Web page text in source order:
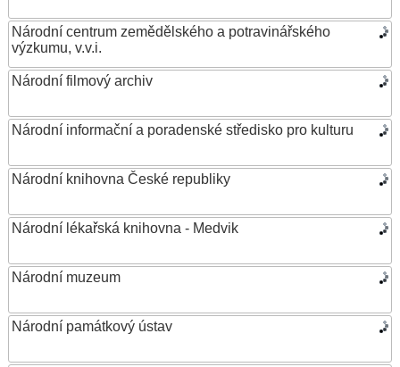
Národní centrum zemědělského a potravinářského
výzkumu, v.v.i.
Národní filmový archiv
Národní informační a poradenské středisko pro kulturu
Národní knihovna České republiky
Národní lékařská knihovna - Medvik
Národní muzeum
Národní památkový ústav